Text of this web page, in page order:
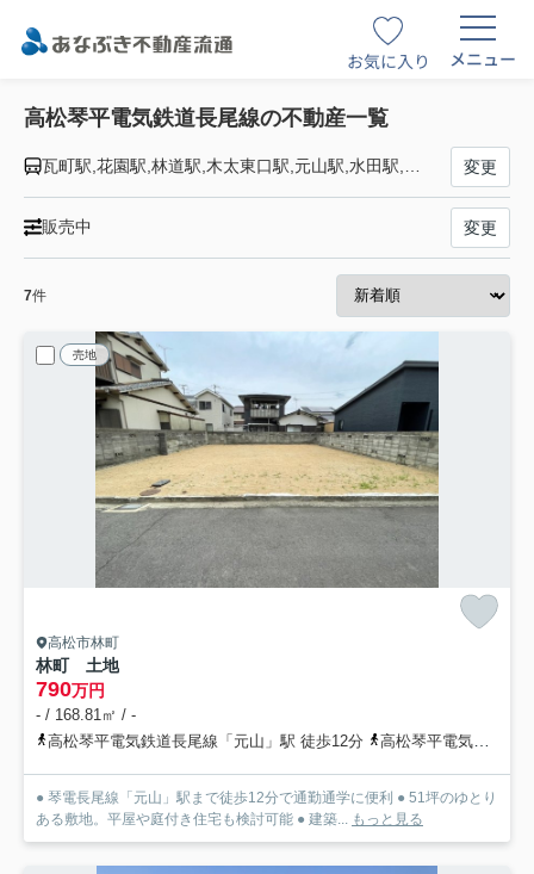
お気に入り メニュー
高松琴平電気鉄道長尾線の不動産一覧
瓦町駅,花園駅,林道駅,木太東口駅,元山駅,水田駅,西前田駅,高田駅,池戸駅,農学部前駅,平木駅,学園通り駅,白山駅,井戸駅,公文明駅,長尾駅 変更
販売中 変更
7件
売地
高松市林町
林町 土地
790万円
- / 168.81㎡ / -
高松琴平電気鉄道長尾線「元山」駅 徒歩12分
高松琴平電気鉄道長尾線「木太東口」駅 徒歩19分
● 琴電長尾線「元山」駅まで徒歩12分で通勤通学に便利 ● 51坪のゆとり
ある敷地。平屋や庭付き住宅も検討可能 ● 建築...
もっと見る